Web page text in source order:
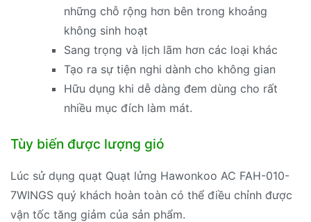
những chỗ rộng hơn bên trong khoảng
không sinh hoạt
Sang trọng và lịch lãm hơn các loại khác
Tạo ra sự tiện nghi dành cho không gian
Hữu dụng khi dễ dàng đem dùng cho rất
nhiều mục đích làm mát.
Tùy biến được lượng gió
Lúc sử dụng quạt Quạt lửng Hawonkoo AC FAH-010-
7WINGS quý khách hoàn toàn có thể điều chỉnh được
vận tốc tăng giảm của sản phẩm.